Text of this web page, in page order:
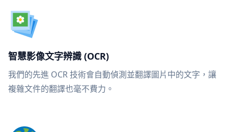
智慧影像文字辨識 (OCR)
我們的先進 OCR 技術會自動偵測並翻譯圖片中的文字，讓
複雜文件的翻譯也毫不費力。